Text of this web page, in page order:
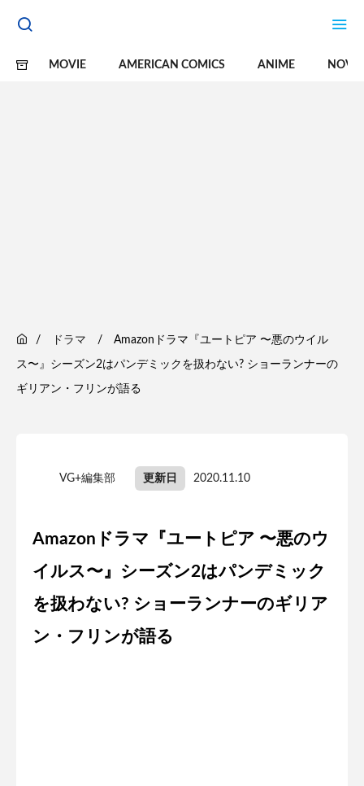
MOVIE AMERICAN COMICS ANIME
ドラマ Amazonドラマ『ユートピア 〜悪のウイル
ス〜』シーズン2はパンデミックを扱わない? ショーランナーの
ギリアン・フリンが語る
VG+編集部 更新日 2020.11.10
Amazonドラマ『ユートピア 〜悪のウ
イルス〜』シーズン2はパンデミック
を扱わない? ショーランナーのギリア
ン・フリンが語る